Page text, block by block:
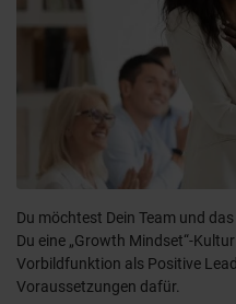
Du möchtest Dein Team und
Du eine „Growth Mindset“-
Vorbildfunktion als Positive
Voraussetzungen dafür.